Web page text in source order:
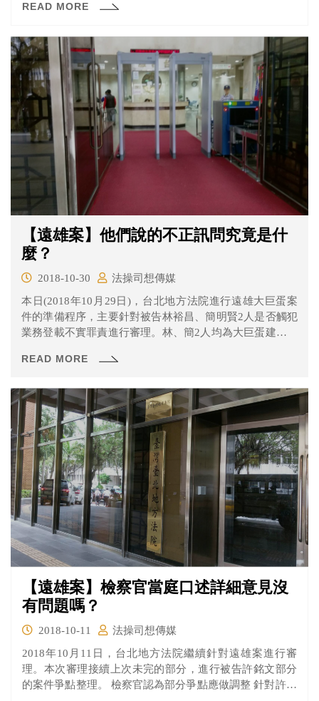
聲請傳喚4位證人，以證明被告明知2011年06月24日的同
何用他們的證言證明被告明知同意書不實是個問題；簡賢
文的律師也表示其中兩位被告的證言沒有辦法證明檢方所
提的待證事實，與待證事實間沒有關聯性、也沒有調查必
要性。
READ MORE
【遠雄案】他們說的不正訊問究竟是什
麼？
2018-10-30
法操司想傳媒
本日(2018年10月29日)，台北地方法院進行遠雄大巨蛋案
件的準備程序，主要針對被告林裕昌、簡明賢2人是否觸犯
業務登載不實罪責進行審理。林、簡2人均為大巨蛋建設案
於評定書上登載不實之內容，因此予以起訴。
READ MORE
【遠雄案】檢察官當庭口述詳細意見沒
有問題嗎？
2018-10-11
法操司想傳媒
2018年10月11日，台北地方法院繼續針對遠雄案進行審
理。本次審理接續上次未完的部分，進行被告許銘文部分
的案件爭點整理。 檢察官認為部分爭點應做調整 針對許銘